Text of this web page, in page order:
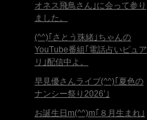
オネス飛鳥さん｣に会って参り
ました。
(^^)｢さとう珠緒｣ちゃんの
YouTube番組｢電話占いピュア
リ｣配信中よ。
早見優さんライブ(^^)｢夏色の
ナンシー祭り2026’｣
お誕生日m(^^)m｢８月生まれ｣